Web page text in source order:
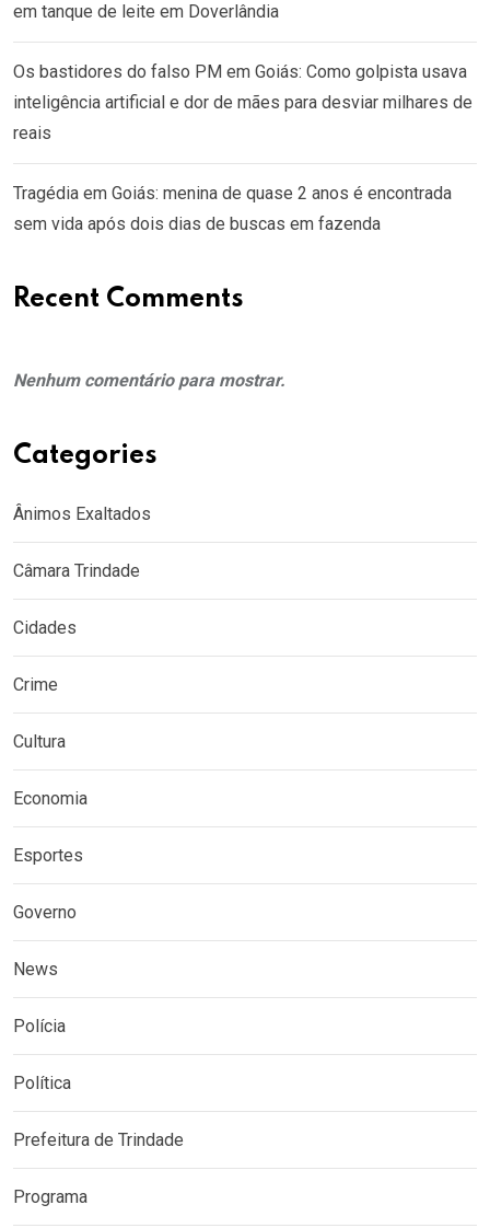
em tanque de leite em Doverlândia
Os bastidores do falso PM em Goiás: Como golpista usava
inteligência artificial e dor de mães para desviar milhares de
reais
Tragédia em Goiás: menina de quase 2 anos é encontrada
sem vida após dois dias de buscas em fazenda
Recent Comments
Nenhum comentário para mostrar.
Categories
Ânimos Exaltados
Câmara Trindade
Cidades
Crime
Cultura
Economia
Esportes
Governo
News
Polícia
Política
Prefeitura de Trindade
Programa